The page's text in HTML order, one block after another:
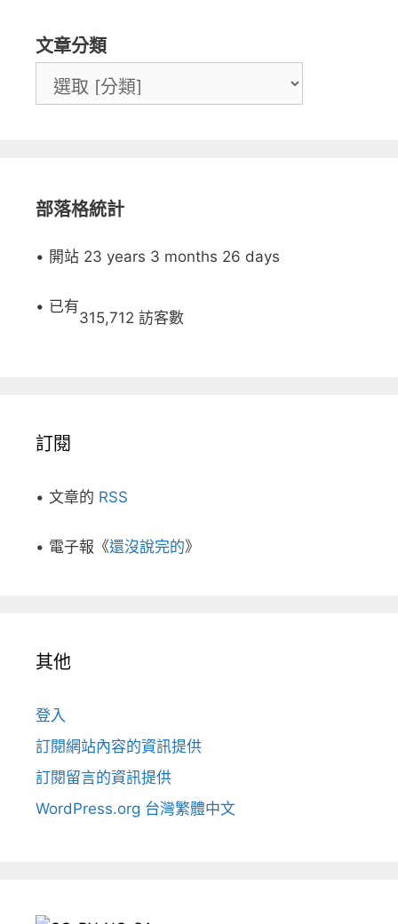
文章分類
部落格統計
• 開站 23 years 3 months 26 days
• 已有
315,712 訪客數
訂閱
• 文章的 RSS
• 電子報《還沒說完的》
其他
登入
訂閱網站內容的資訊提供
訂閱留言的資訊提供
WordPress.org 台灣繁體中文